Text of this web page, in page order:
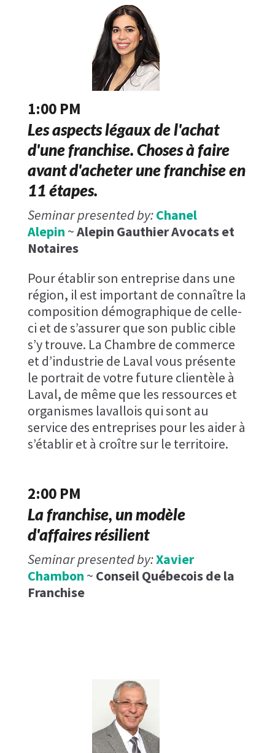
1:00 PM
Les aspects légaux de l'achat
d'une franchise. Choses à faire
avant d'acheter une franchise en
11 étapes.
Seminar presented by:Chanel
Alepin ~Alepin Gauthier Avocats et
Notaires
Pour établir son entreprise dans une
région, il est important de connaître la
composition démographique de celle-
ci et de s’assurer que son public cible
s’y trouve. La Chambre de commerce
et d’industrie de Laval vous présente
le portrait de votre future clientèle à
Laval, de même que les ressources et
organismes lavallois qui sont au
service des entreprises pour les aider à
s’établir et à croître sur le territoire.
2:00 PM
La franchise, un modèle
d'affaires résilient
Seminar presented by:Xavier
Chambon ~ Conseil Québecois de la
Franchise